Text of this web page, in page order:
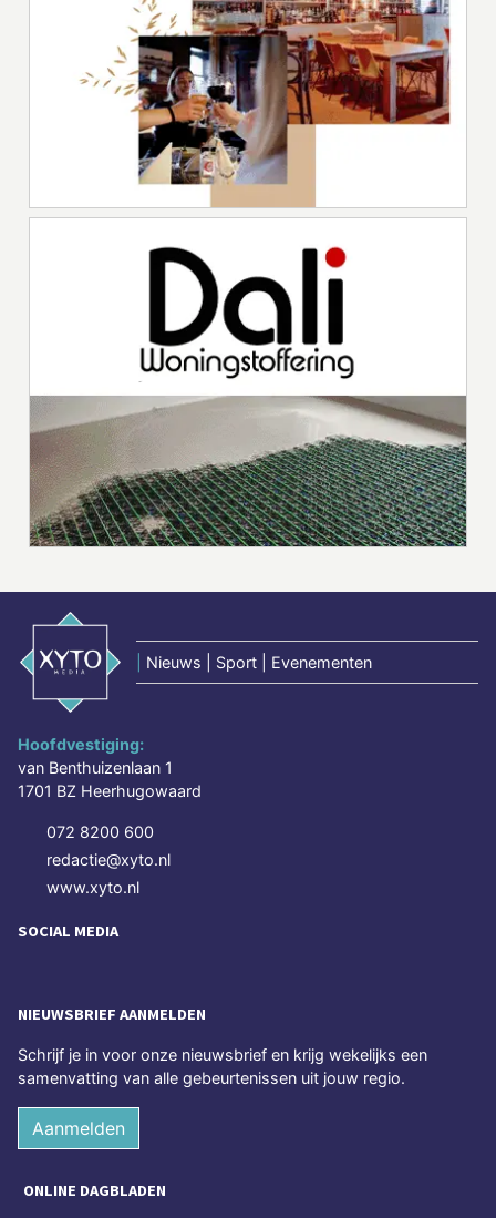
Nieuws | Sport | Evenementen
Hoofdvestiging:
van Benthuizenlaan 1
1701 BZ Heerhugowaard
072 8200 600
redactie@xyto.nl
www.xyto.nl
SOCIAL MEDIA
NIEUWSBRIEF AANMELDEN
Schrijf je in voor onze nieuwsbrief en krijg wekelijks een
samenvatting van alle gebeurtenissen uit jouw regio.
Aanmelden
ONLINE DAGBLADEN